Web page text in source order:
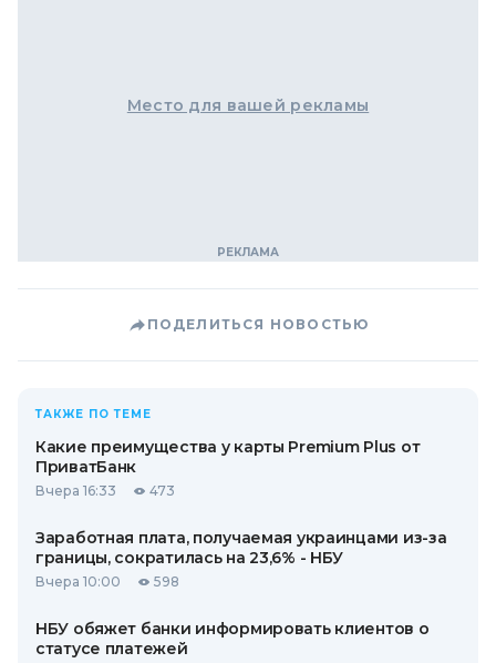
Место для вашей рекламы
ПОДЕЛИТЬСЯ НОВОСТЬЮ
ТАКЖЕ ПО ТЕМЕ
Какие преимущества у карты Premium Plus от
ПриватБанк
Вчера 16:33 473
Заработная плата, получаемая украинцами из-за
границы, сократилась на 23,6% - НБУ
Вчера 10:00 598
НБУ обяжет банки информировать клиентов о
статусе платежей